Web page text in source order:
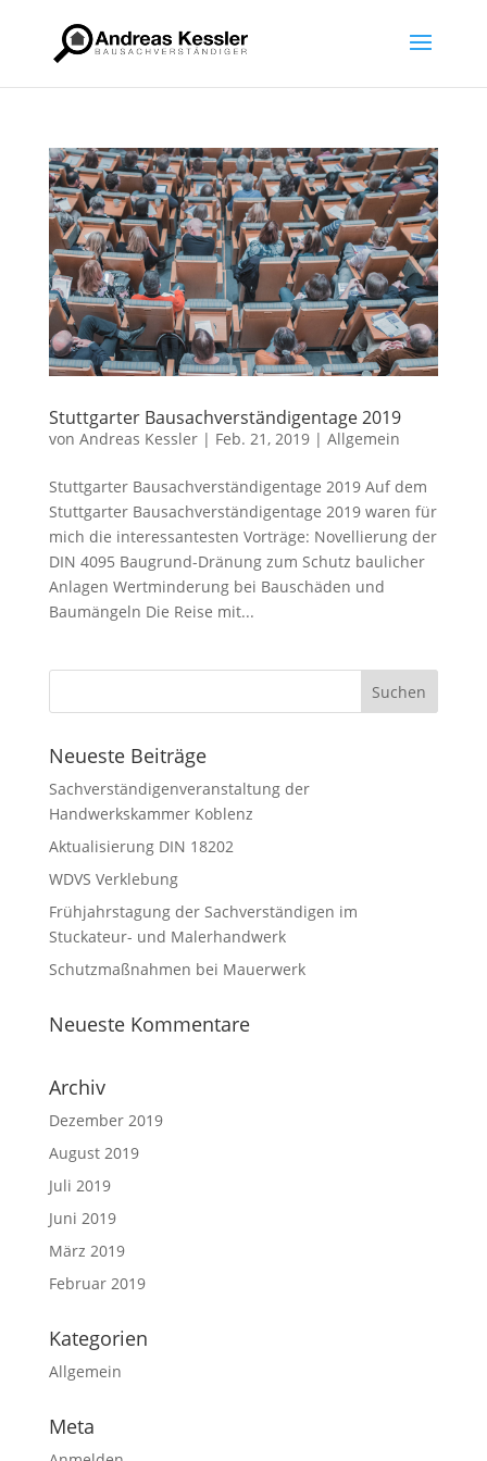
Stuttgarter Bausachverständigentage 2019
von Andreas Kessler| Feb. 21, 2019| Allgemein
Stuttgarter Bausachverständigentage 2019 Auf dem
Stuttgarter Bausachverständigentage 2019 waren für
mich die interessantesten Vorträge: Novellierung der
DIN 4095 Baugrund-Dränung zum Schutz baulicher
Anlagen Wertminderung bei Bauschäden und
Baumängeln Die Reise mit...
Neueste Beiträge
Sachverständigenveranstaltung der
Handwerkskammer Koblenz
Aktualisierung DIN 18202
WDVS Verklebung
Frühjahrstagung der Sachverständigen im
Stuckateur- und Malerhandwerk
Schutzmaßnahmen bei Mauerwerk
Neueste Kommentare
Archiv
Dezember 2019
August 2019
Juli 2019
Juni 2019
März 2019
Februar 2019
Kategorien
Allgemein
Meta